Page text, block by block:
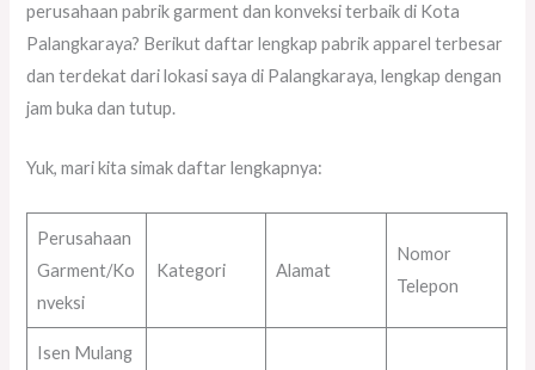
perusahaan pabrik garment dan konveksi terbaik di Kota
Palangkaraya? Berikut daftar lengkap pabrik apparel terbesar
dan terdekat dari lokasi saya di Palangkaraya, lengkap dengan
jam buka dan tutup.
Yuk, mari kita simak daftar lengkapnya:
Perusahaan
Garment/Ko
nveksi
Kategori Alamat
Nomor
Telepon
Isen Mulang